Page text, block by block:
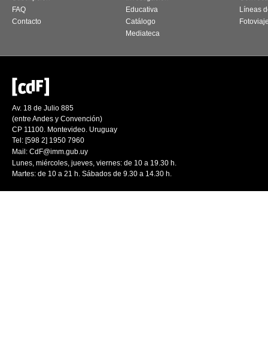
FAQ
Contacto
Educativa
Catálogo
Mediateca
Líneas
Av. 18 de Julio 885
(entre Andes y Convención)
CP 11100. Montevideo. Uruguay
Tel: [598 2] 1950 7960
Mail: CdF@imm.gub.uy
Lunes, miércoles, jueves, viernes: de 10 a 19.30 h.
Martes: de 10 a 21 h. Sábados de 9.30 a 14.30 h.